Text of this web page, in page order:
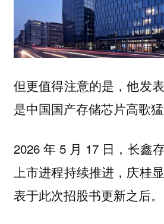
但更值得注意的是，他发
是中国国产存储芯片高歌猛
2026 年 5 月 17 日，长鑫
上市进程持续推进，庆桂
表于此次招股书更新之后。